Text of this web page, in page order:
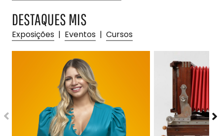
DESTAQUES MIS
Exposições | Eventos | Cursos